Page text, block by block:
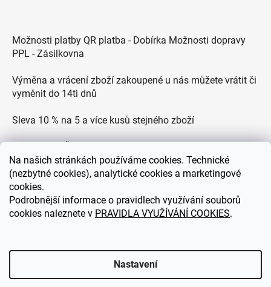
Na našich stránkách používáme cookies. Technické
(nezbytné cookies), analytické cookies a marketingové
cookies.
Podrobnější informace o pravidlech využívání souborů
cookies naleznete v PRAVIDLA VYUŽÍVÁNÍ COOKIES.
Nastavení
Možnosti platby QR platba - Dobírka Možnosti dopravy
PPL - Zásilkovna
Výměna a vrácení zboží zakoupené u nás můžete vrátit či
vyměnit do 14ti dnů
Sleva 10 % na 5 a více kusů stejného zboží
Zákaznická podpora každý všední den od 9.00 do 18.00
hodin
eDEKOR.cz